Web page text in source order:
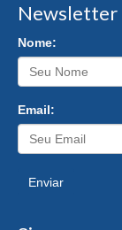
Newsletter
Nome:
Email:
Enviar